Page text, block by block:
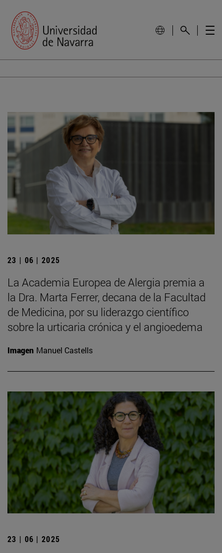
23 | 06 | 2025
La Academia Europea de Alergia premia a
la Dra. Marta Ferrer, decana de la Facultad
de Medicina, por su liderazgo científico
sobre la urticaria crónica y el angioedema
Imagen Manuel Castells
23 | 06 | 2025